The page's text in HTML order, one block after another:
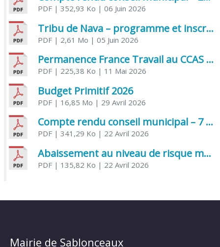
PDF| 352,93 Ko | 06 Juin 2026
Tribu de Nava – programme et inscriptions été 2026
PDF| 2,61 Mo | 05 Juin 2026
Permanence France Travail au CCAS de Saujon Juin 2026
PDF| 225,38 Ko | 11 Mai 2026
Budget Primitif 2026
PDF| 16,85 Mo | 29 Avril 2026
Compte rendu conseil municipal – 7 avril 2026
PDF| 341,29 Ko | 22 Avril 2026
Abaissement au niveau de risque modéré de l’Influenza aviaire
PDF| 135,82 Ko | 22 Avril 2026
Mairie de Sablonceaux